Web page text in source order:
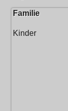
Familie
Kinder